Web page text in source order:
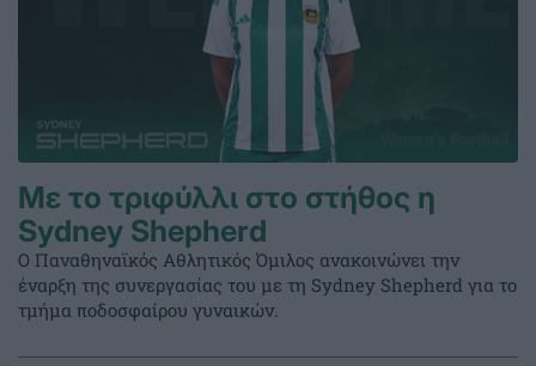
Με το τριφύλλι στο στήθος η
Sydney Shepherd
Ο Παναθηναϊκός Αθλητικός Όμιλος ανακοινώνει την
έναρξη της συνεργασίας του με τη Sydney Shepherd για το
τμήμα ποδοσφαίρου γυναικών.